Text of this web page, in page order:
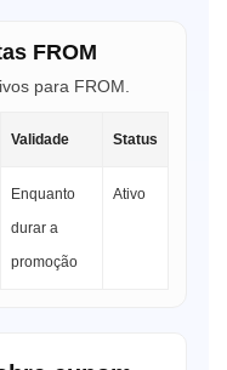
FROM
para FROM.
Validade Status
Enquanto
durar a
promoção
Ativo